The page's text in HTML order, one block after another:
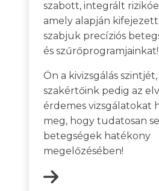
szabott, integrált
amely alapján
szabjuk precíziós
és szűrőprogramjainkat!
Ön a kivizsgálás
szakértőink pedig az
érdemes vizsgálatokat
meg, hogy tudatosan
betegségek hatékony
megelőzésében!